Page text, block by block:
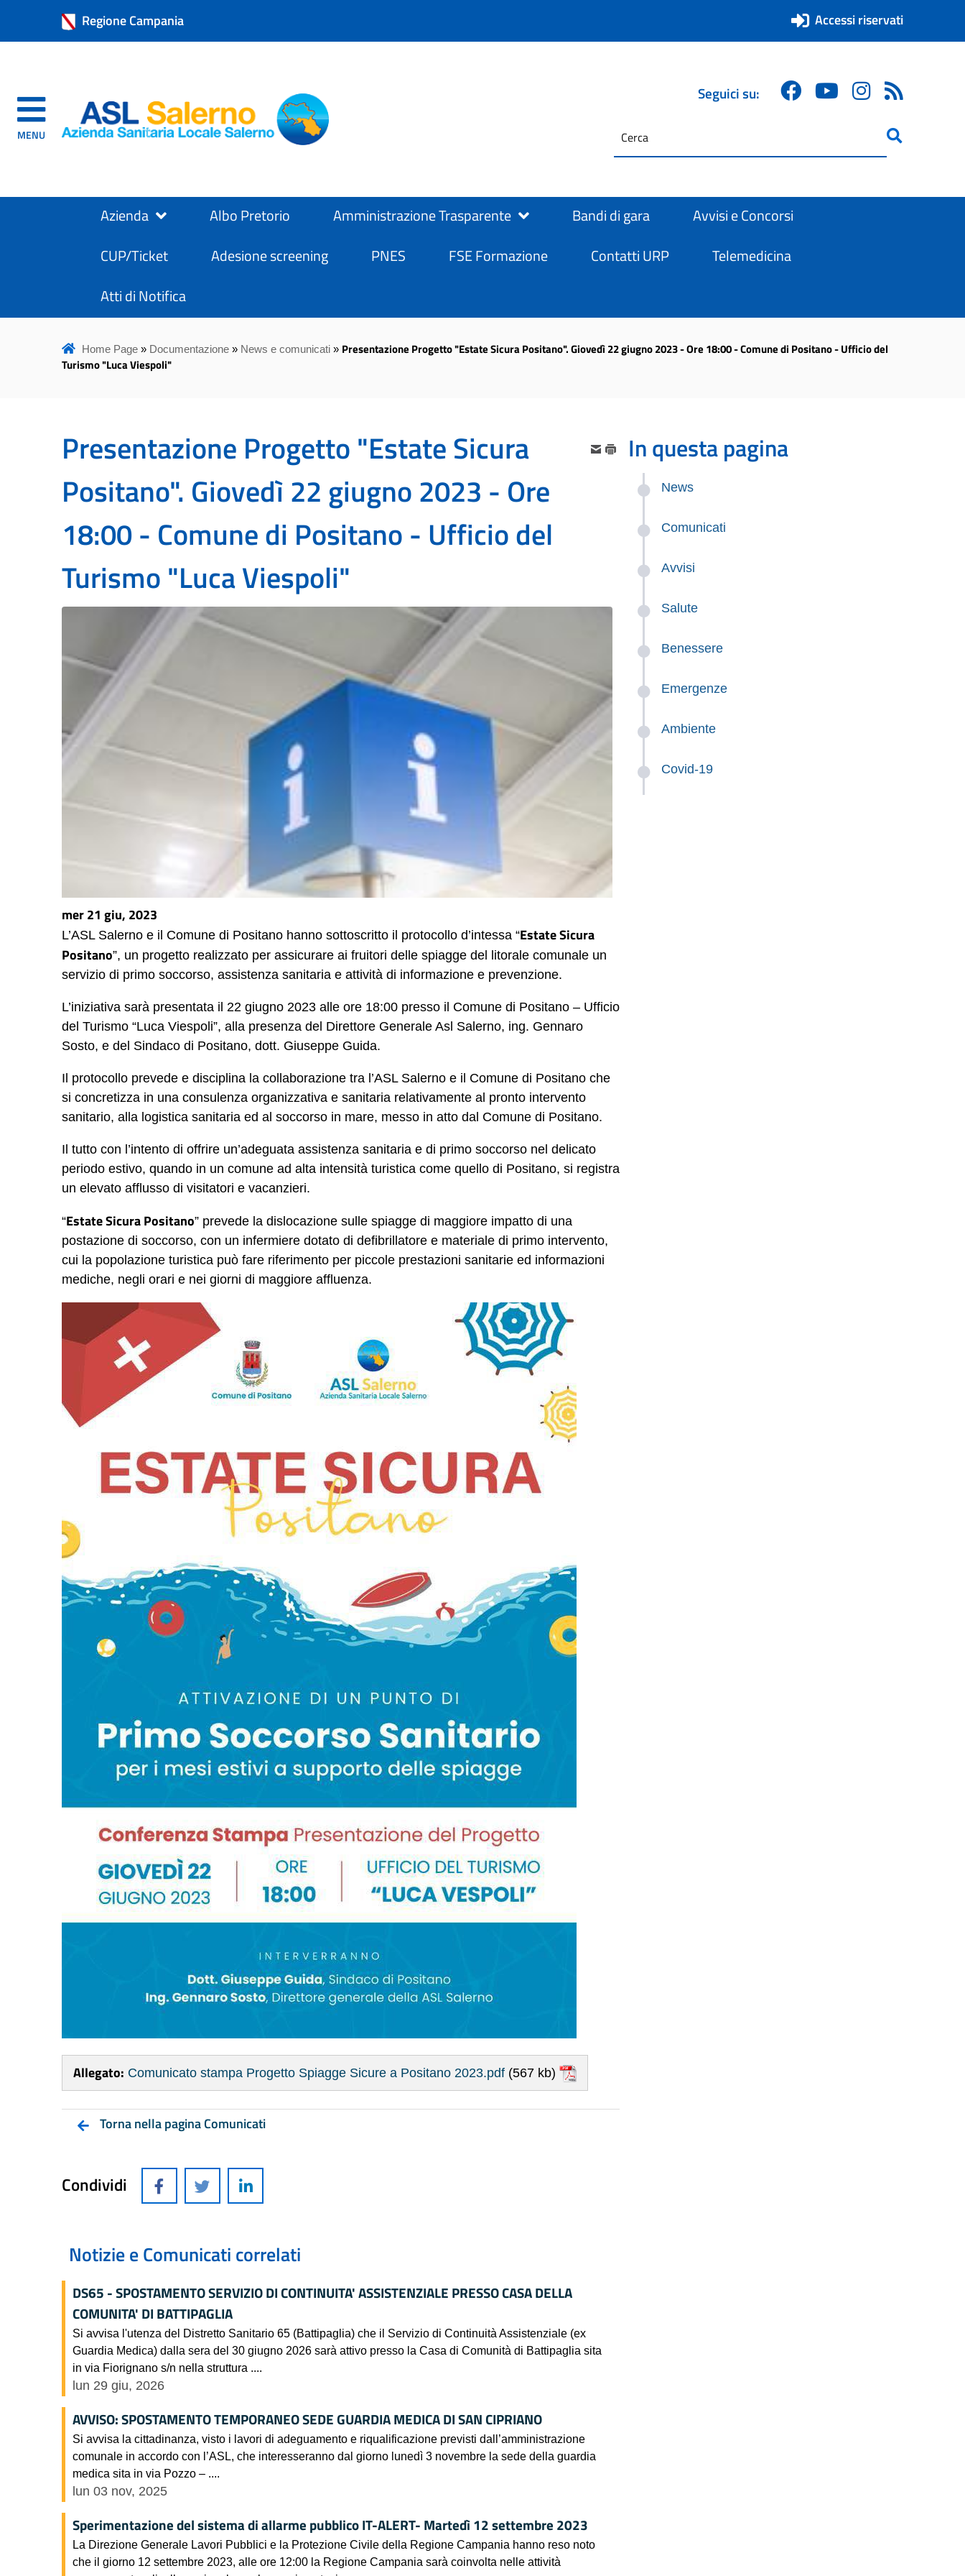
Regione Campania Accessi riservati
MENU ASL Salerno
ASL Salerno
Seguici su:
da
ricerca
Azienda Albo Pretorio Amministrazione Trasparente Bandi di gara
Avvisi e Concorsi
CUP/Ticket
Adesione screening PNES FSE Formazione Contatti URP
Telemedicina
Atti di Notifica
Home Page» Documentazione» News e comunicati» Presentazione Progetto "Estate Sicura Positano". Giovedì 22 giugno 2023 - Ore 18:00 - Comune di Positano - Ufficio del
Turismo "Luca Viespoli"
Presentazione Progetto "Estate Sicura
Positano". Giovedì 22 giugno 2023 - Ore
18:00 - Comune di Positano - Ufficio del
Turismo "Luca Viespoli"
mer 21 giu, 2023
L’ASL Salerno e il Comune di Positano hanno sottoscritto il protocollo d’intessa “Estate Sicura
Positano”, un progetto realizzato per assicurare ai fruitori delle spiagge del litorale comunale un
servizio di primo soccorso, assistenza sanitaria e attività di informazione e prevenzione.
L’iniziativa sarà presentata il 22 giugno 2023 alle ore 18:00 presso il Comune di Positano – Ufficio
del Turismo “Luca Viespoli”, alla presenza del Direttore Generale Asl Salerno, ing. Gennaro
Sosto, e del Sindaco di Positano, dott. Giuseppe Guida.
Il protocollo prevede e disciplina la collaborazione tra l’ASL Salerno e il Comune di Positano che
si concretizza in una consulenza organizzativa e sanitaria relativamente al pronto intervento
sanitario, alla logistica sanitaria ed al soccorso in mare, messo in atto dal Comune di Positano.
Il tutto con l’intento di offrire un’adeguata assistenza sanitaria e di primo soccorso nel delicato
periodo estivo, quando in un comune ad alta intensità turistica come quello di Positano, si registra
un elevato afflusso di visitatori e vacanzieri.
“Estate Sicura Positano” prevede la dislocazione sulle spiagge di maggiore impatto di una
postazione di soccorso, con un infermiere dotato di defibrillatore e materiale di primo intervento,
cui la popolazione turistica può fare riferimento per piccole prestazioni sanitarie ed informazioni
mediche, negli orari e nei giorni di maggiore affluenza.
Allegato: Comunicato stampa Progetto Spiagge Sicure a Positano 2023.pdf (567 kb)
Torna nella pagina Comunicati
Condividi
Notizie e Comunicati correlati
DS65 - SPOSTAMENTO SERVIZIO DI CONTINUITA' ASSISTENZIALE PRESSO CASA DELLA
COMUNITA' DI BATTIPAGLIA
Si avvisa l'utenza del Distretto Sanitario 65 (Battipaglia) che il Servizio di Continuità Assistenziale (ex
Guardia Medica) dalla sera del 30 giugno 2026 sarà attivo presso la Casa di Comunità di Battipaglia sita
in via Fiorignano s/n nella struttura ....
lun 29 giu, 2026
AVVISO: SPOSTAMENTO TEMPORANEO SEDE GUARDIA MEDICA DI SAN CIPRIANO
Si avvisa la cittadinanza, visto i lavori di adeguamento e riqualificazione previsti dall’amministrazione
comunale in accordo con l’ASL, che interesseranno dal giorno lunedì 3 novembre la sede della guardia
medica sita in via Pozzo – ....
lun 03 nov, 2025
Sperimentazione del sistema di allarme pubblico IT-ALERT- Martedì 12 settembre 2023
La Direzione Generale Lavori Pubblici e la Protezione Civile della Regione Campania hanno reso noto
che il giorno 12 settembre 2023, alle ore 12:00 la Regione Campania sarà coinvolta nelle attività
In questa pagina
News
Comunicati
Avvisi
Salute
Benessere
Emergenze
Ambiente
Covid-19